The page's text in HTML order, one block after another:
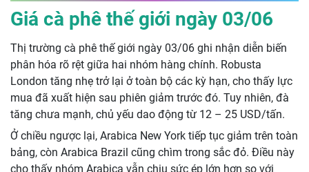
Giá cà phê thế giới ngày 03/06
Thị trường cà phê thế giới ngày 03/06 ghi nhận diễn biến
phân hóa rõ rệt giữa hai nhóm hàng chính. Robusta
London tăng nhẹ trở lại ở toàn bộ các kỳ hạn, cho thấy lực
mua đã xuất hiện sau phiên giảm trước đó. Tuy nhiên, đà
tăng chưa mạnh, chủ yếu dao động từ 12 – 25 USD/tấn.
Ở chiều ngược lại, Arabica New York tiếp tục giảm trên toàn
bảng, còn Arabica Brazil cũng chìm trong sắc đỏ. Điều này
cho thấy nhóm Arabica vẫn chịu sức ép lớn hơn so với